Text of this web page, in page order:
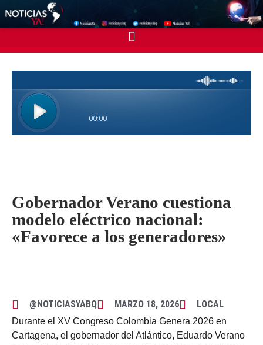
Gobernador Verano cuestiona
modelo eléctrico nacional:
«Favorece a los generadores»
@NOTICIASYABQ MARZO 18, 2026 LOCAL
Durante el XV Congreso Colombia Genera 2026 en
Cartagena, el gobernador del Atlántico, Eduardo Verano